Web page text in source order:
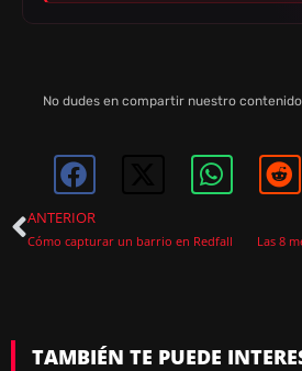
No dudes en compartir nuestro
ANTERIOR
Cómo capturar un barrio en Redfall Las 8
TAMBIÉN TE PUEDE